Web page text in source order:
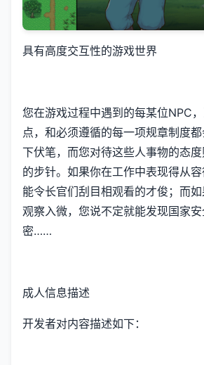
具有高度交互性的游戏世界
您在游戏过程中遇到的每某位NPC
点，和必须遵循的每一项规章制度
下伏笔，而您对待这些人事物的态
的步针。如果你在工作中表现得从
能令长官们刮目相观看的才俊；而
观察入微，您说不定就能发现国家
密……
成人信息描述
开发者对内容描述如下：